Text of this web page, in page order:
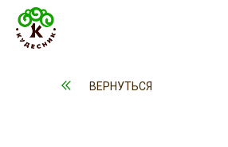
ВЕРНУТЬСЯ